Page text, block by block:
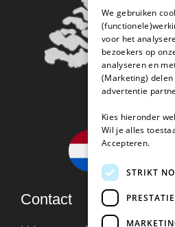
Contact
We gebruiken
voor het
bezoekers op
analyseren en
(Marketing) delen
advertentie
Kies hieronder
Wil je alles
Accepteren.
STRIKT
PRESTATIE